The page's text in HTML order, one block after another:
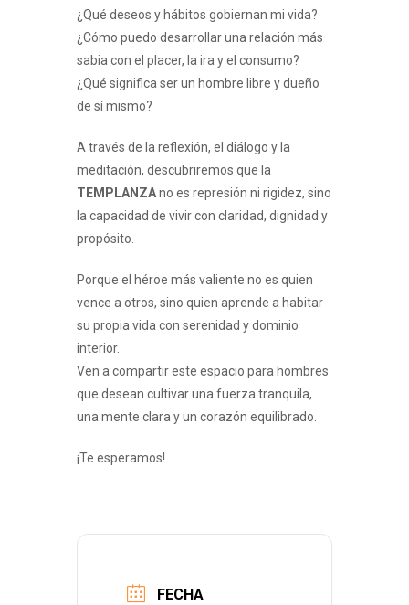
¿Qué deseos y hábitos gobiernan mi vida?
¿Cómo puedo desarrollar una relación más
sabia con el placer, la ira y el consumo?
¿Qué significa ser un hombre libre y dueño
de sí mismo?
A través de la reflexión, el diálogo y la
meditación, descubriremos que la
TEMPLANZAno es represión ni rigidez, sino
la capacidad de vivir con claridad, dignidad y
propósito.
Porque el héroe más valiente no es quien
vence a otros, sino quien aprende a habitar
su propia vida con serenidad y dominio
interior.
Ven a compartir este espacio para hombres
que desean cultivar una fuerza tranquila,
una mente clara y un corazón equilibrado.
¡Te esperamos!
FECHA